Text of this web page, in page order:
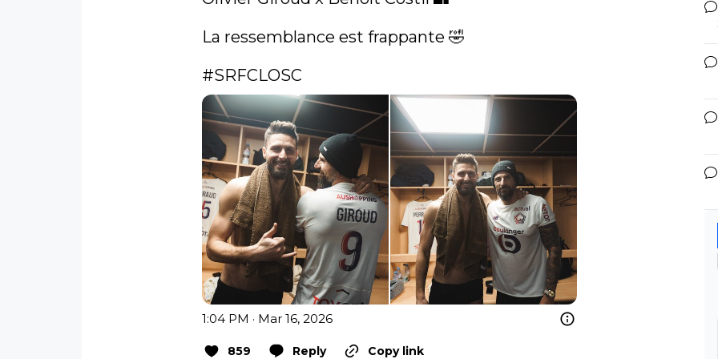
La ressemblance est frappante 🤣
#SRFCLOSC
1:04 PM · Mar 16, 2026
859 Reply Copy link